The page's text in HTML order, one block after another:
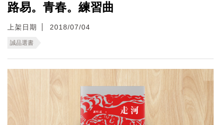
路易。青春。練習曲
上架日期 2018/07/04
誠品選書